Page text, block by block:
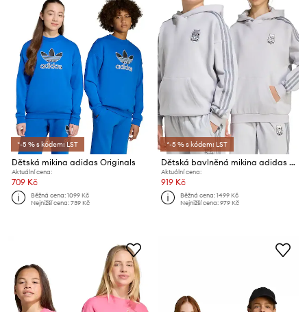
*-5 % s kódem: LST
Dětská mikina adidas Originals
Aktuální cena:
709 Kč
Běžná cena:1099 Kč
Nejnižší cena:739 Kč
*-5 % s kódem: LST
Dětská bavlněná mikina adidas Originals
Aktuální cena:
919 Kč
Běžná cena:1499 Kč
Nejnižší cena:979 Kč